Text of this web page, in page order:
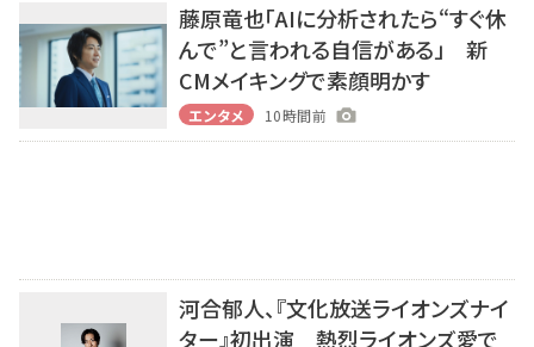
藤原竜也「AIに分析されたら“すぐ休
んで”と言われる自信がある」 新
CMメイキングで素顔明かす
エンタメ 10時間前
河合郁人、『文化放送ライオンズナイ
ター』初出演 熱烈ライオンズ愛で